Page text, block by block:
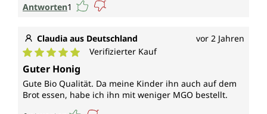
Antworten1
Claudia aus Deutschland vor 2 Jahren
Durchschnittliche Bewertung von 5 von 5 Sternen
Verifizierter Kauf
Guter Honig
Gute Bio Qualität. Da meine Kinder ihn auch auf dem
Brot essen, habe ich ihn mit weniger MGO bestellt.